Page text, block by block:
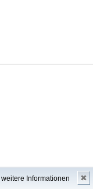
weitere Informationen ✖